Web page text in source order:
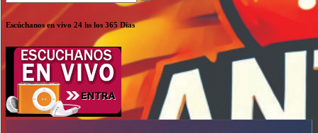
Escúchanos en vivo 24 hs los 365 Dias